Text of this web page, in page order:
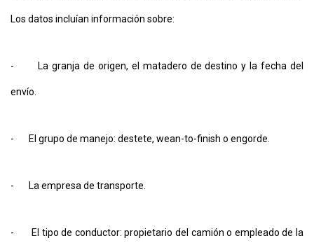
Los datos incluían información sobre:
- La granja de origen, el matadero de destino y la fecha del
envío.
- El grupo de manejo: destete, wean-to-finish o engorde.
- La empresa de transporte.
- El tipo de conductor: propietario del camión o empleado de la